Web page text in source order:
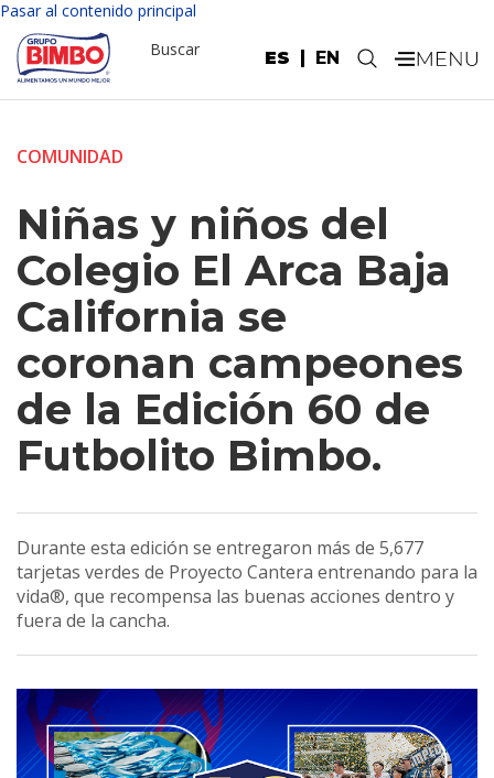
Pasar al contenido principal
ES EN
Buscar .
COMUNIDAD
Niñas y niños del
Colegio El Arca Baja
California se
coronan campeones
de la Edición 60 de
Futbolito Bimbo.
Durante esta edición se entregaron más de 5,677
tarjetas verdes de Proyecto Cantera entrenando para la
vida®, que recompensa las buenas acciones dentro y
fuera de la cancha.